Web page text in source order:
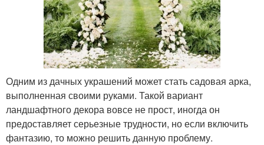
Одним из дачных украшений может стать садовая арка,
выполненная своими руками. Такой вариант
ландшафтного декора вовсе не прост, иногда он
предоставляет серьезные трудности, но если включить
фантазию, то можно решить данную проблему.